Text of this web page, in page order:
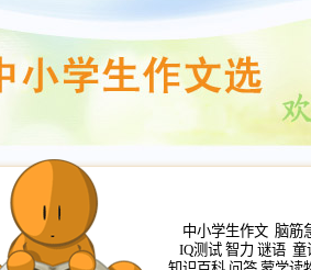
中小学生作文 脑筋
IQ测试 智力 谜语 童